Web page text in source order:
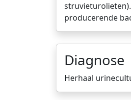
producerende
Diagnose
Herhaal